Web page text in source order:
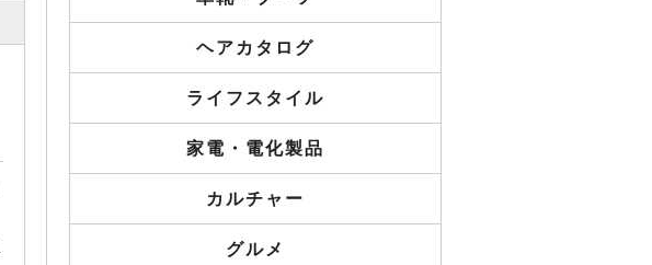
ヘアカタログ
ライフスタイル
家電・電化製品
カルチャー
グルメ